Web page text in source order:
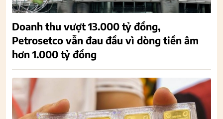
Doanh thu vượt 13.000 tỷ đồng,
Petrosetco vẫn đau đầu vì dòng tiền âm
hơn 1.000 tỷ đồng